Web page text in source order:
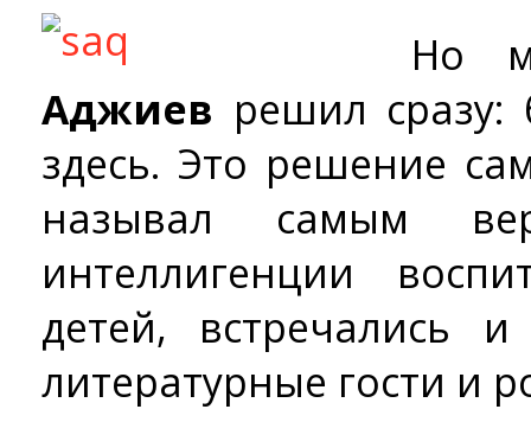
Но
Аджиев решил
здесь. Это решение
называл самым
интеллигенции
детей, встречались
литературные гости и